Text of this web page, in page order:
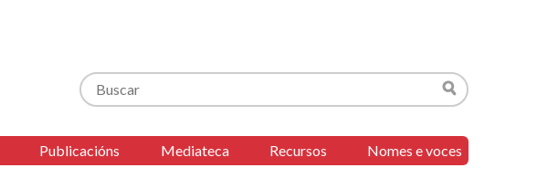
Buscar
Buscar
Publicacións Mediateca Recursos Nomes e voces